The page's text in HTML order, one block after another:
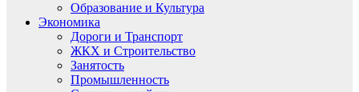
Образование и Культура
Экономика
Дороги и Транспорт
ЖКХ и Строительство
Занятость
Промышленность